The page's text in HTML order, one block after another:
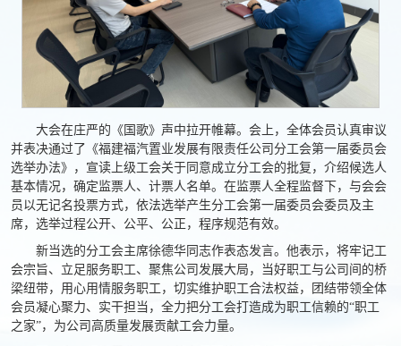
大会在庄严的《国歌》声中拉开帷幕。会上，全体会员认真审议
并表决通过了《福建福汽置业发展有限责任公司分工会第一届委员会
选举办法》，宣读上级工会关于同意成立分工会的批复，介绍候选人
基本情况，确定监票人、计票人名单。在监票人全程监督下，与会会
员以无记名投票方式，依法选举产生分工会第一届委员会委员及主
席，选举过程公开、公平、公正，程序规范有效。
新当选的分工会主席徐德华同志作表态发言。他表示，将牢记工
会宗旨、立足服务职工、聚焦公司发展大局，当好职工与公司间的桥
梁纽带，用心用情服务职工，切实维护职工合法权益，团结带领全体
会员凝心聚力、实干担当，全力把分工会打造成为职工信赖的“职工
之家”，为公司高质量发展贡献工会力量。